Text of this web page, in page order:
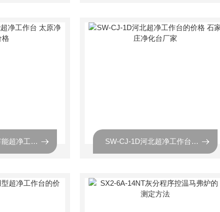
SW-CJ-1D山西节能超净工作台 太原净化台价格 SW-CJ-1D河北超净工作台的价格 石家庄净化台厂家